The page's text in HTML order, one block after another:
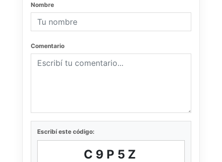
Nombre
Comentario
Escribí este código:
C9P5Z